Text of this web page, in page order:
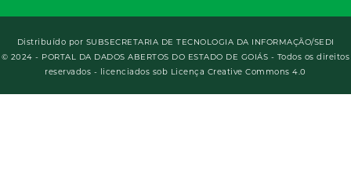
Distribuído por SUBSECRETARIA DE TECNOLOGIA DA INFORMAÇÃO/SEDI
© 2024 - PORTAL DA DADOS ABERTOS DO ESTADO DE GOIÁS - Todos os direitos
reservados - licenciados sob Licença Creative Commons 4.0